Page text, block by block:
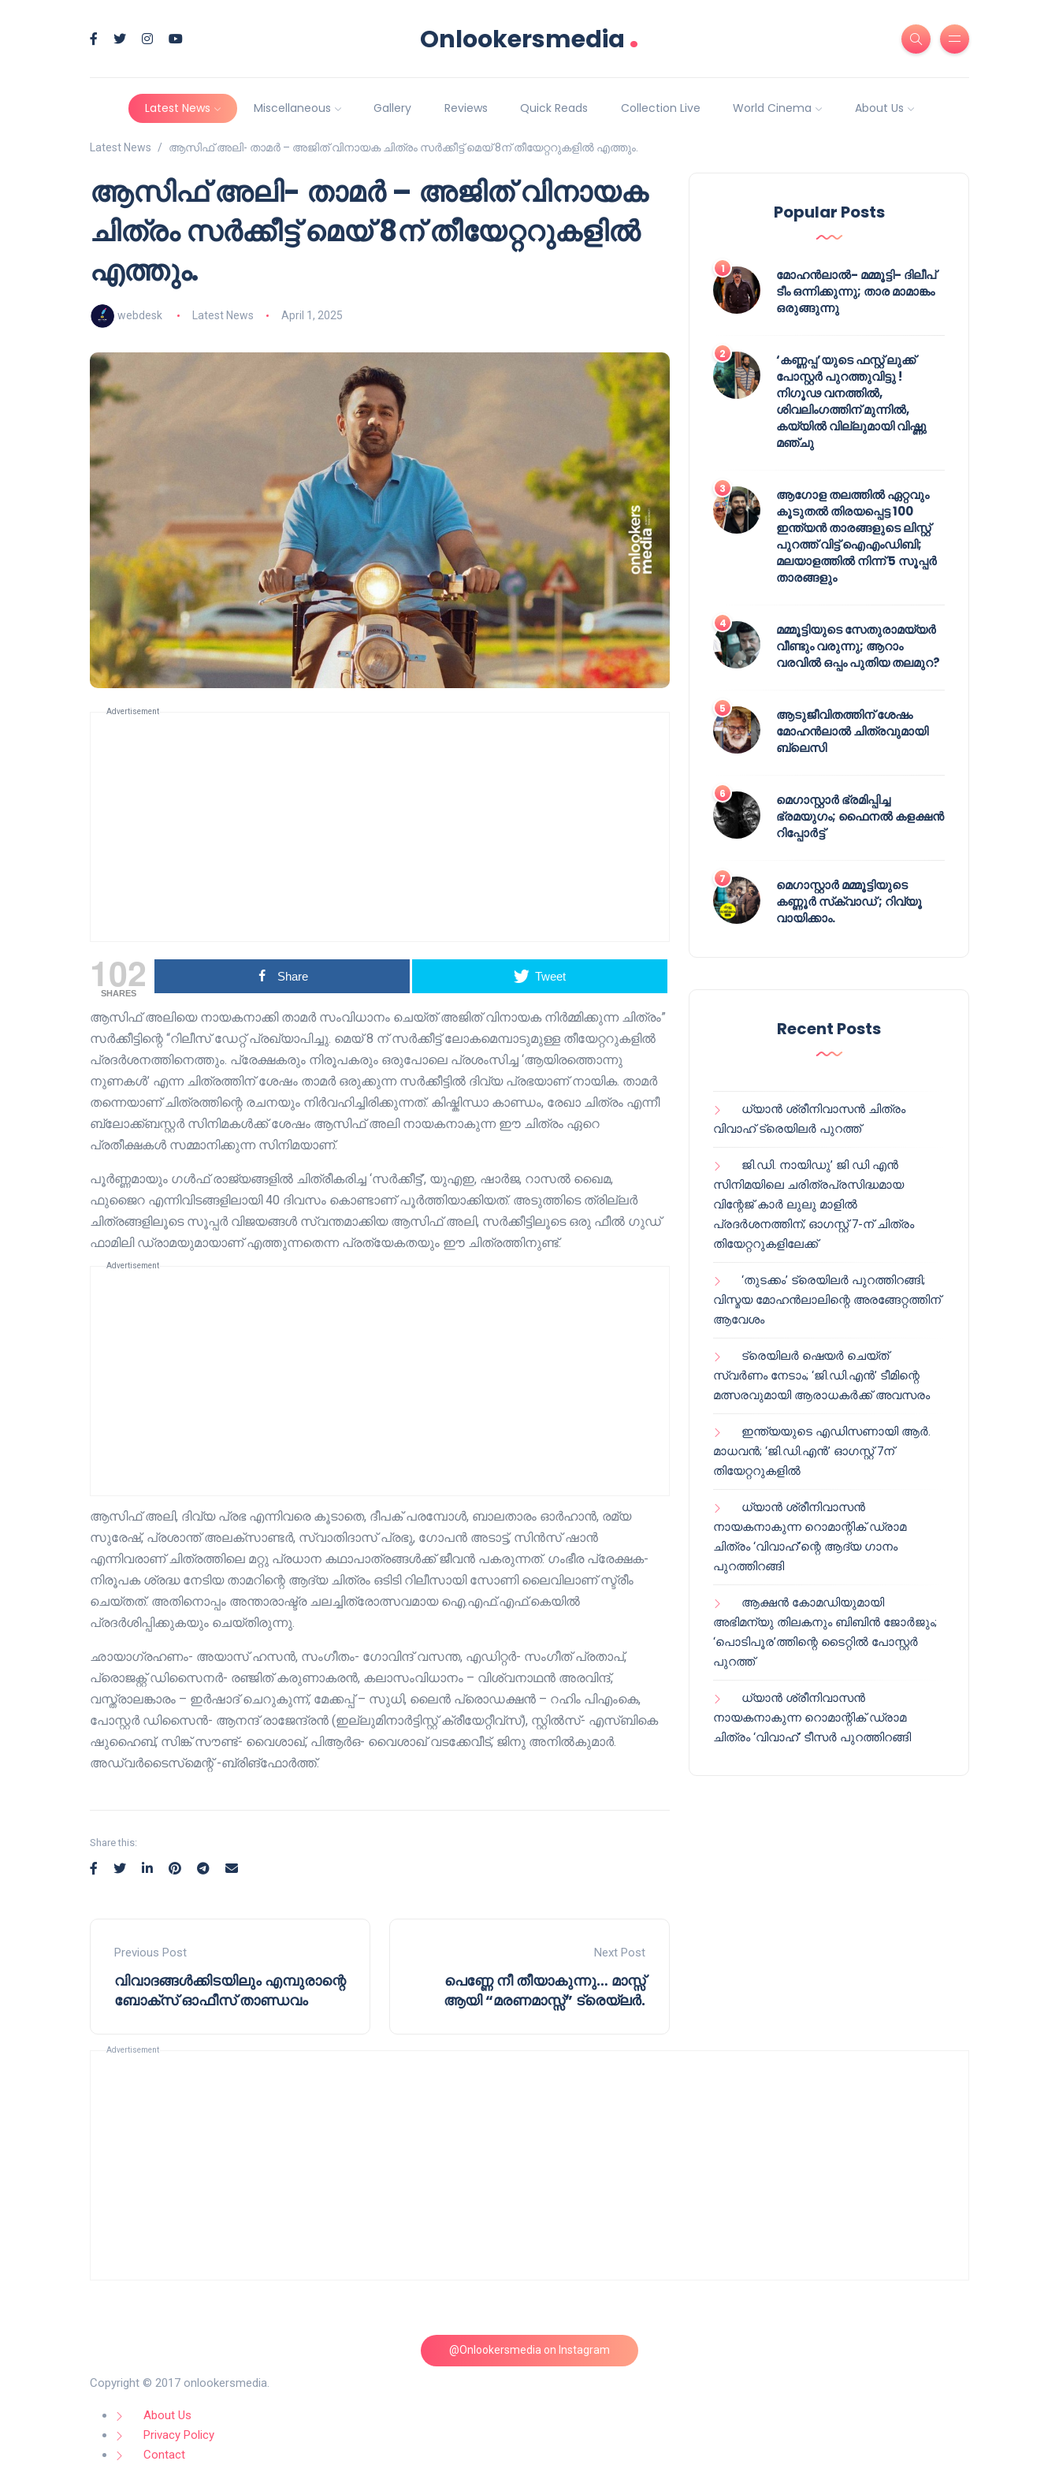
Onlookersmedia .
Latest News Miscellaneous Gallery Reviews Quick Reads Collection Live World Cinema About Us
Latest News ആസിഫ് അലി- താമർ – അജിത് വിനായക ചിത്രം സർക്കീട്ട് മെയ് 8ന് തീയേറ്ററുകളിൽ എത്തും.
ആസിഫ് അലി- താമർ – അജിത് വിനായക
ചിത്രം സർക്കീട്ട് മെയ് 8ന് തീയേറ്ററുകളിൽ
എത്തും.
webdesk Latest News April 1, 2025
Advertisement
102
SHARES
Share Tweet
ആസിഫ് അലിയെ നായകനാക്കി താമർ സംവിധാനം ചെയ്ത് അജിത് വിനായക നിർമ്മിക്കുന്ന ചിത്രം”
സർക്കീട്ടിന്റെ “റിലീസ് ഡേറ്റ് പ്രഖ്യാപിച്ചു. മെയ്‌ 8 ന് സർക്കീട്ട് ലോകമെമ്പാടുമുള്ള തീയേറ്ററുകളിൽ
പ്രദർശനത്തിനെത്തും. പ്രേക്ഷകരും നിരൂപകരും ഒരുപോലെ പ്രശംസിച്ച ‘ആയിരത്തൊന്നു
നുണകൾ’ എന്ന ചിത്രത്തിന് ശേഷം താമർ ഒരുക്കുന്ന സർക്കീട്ടിൽ ദിവ്യ പ്രഭയാണ് നായിക. താമർ
തന്നെയാണ് ചിത്രത്തിന്റെ രചനയും നിർവഹിച്ചിരിക്കുന്നത്. കിഷ്കിന്ധാ കാണ്ഡം, രേഖാ ചിത്രം എന്നീ
ബ്ലോക്ക്‌ബസ്റ്റർ സിനിമകൾക്ക് ശേഷം ആസിഫ് അലി നായകനാകുന്ന ഈ ചിത്രം ഏറെ
പ്രതീക്ഷകൾ സമ്മാനിക്കുന്ന സിനിമയാണ്.
പൂര്‍ണ്ണമായും ഗള്‍ഫ് രാജ്യങ്ങളിൽ ചിത്രീകരിച്ച ‘സർക്കീട്ട്’, യുഎഇ, ഷാര്‍ജ, റാസല്‍ ഖൈമ,
ഫുജൈറ എന്നിവിടങ്ങളിലായി 40 ദിവസം കൊണ്ടാണ് പൂർത്തിയാക്കിയത്. അടുത്തിടെ ത്രില്ലർ
ചിത്രങ്ങളിലൂടെ സൂപ്പർ വിജയങ്ങൾ സ്വന്തമാക്കിയ ആസിഫ് അലി, സർക്കീട്ടിലൂടെ ഒരു ഫീൽ ഗുഡ്
ഫാമിലി ഡ്രാമയുമായാണ് എത്തുന്നതെന്ന പ്രത്യേകതയും ഈ ചിത്രത്തിനുണ്ട്.
Advertisement
ആസിഫ് അലി, ദിവ്യ പ്രഭ എന്നിവരെ കൂടാതെ, ദീപക് പരമ്പോള്‍, ബാലതാരം ഓര്‍ഹാന്‍, രമ്യ
സുരേഷ്, പ്രശാന്ത് അലക്‌സാണ്ടര്‍, സ്വാതിദാസ് പ്രഭു, ഗോപന്‍ അടാട്ട്, സിന്‍സ് ഷാന്‍
എന്നിവരാണ് ചിത്രത്തിലെ മറ്റു പ്രധാന കഥാപാത്രങ്ങൾക്ക് ജീവൻ പകരുന്നത്. ഗംഭീര പ്രേക്ഷക-
നിരൂപക ശ്രദ്ധ നേടിയ താമറിന്റെ ആദ്യ ചിത്രം ഒടിടി റിലീസായി സോണി ലൈവിലാണ് സ്ട്രീം
ചെയ്തത്. അതിനൊപ്പം അന്താരാഷ്ട്ര ചലച്ചിത്രോത്സവമായ ഐ.എഫ്.എഫ്.കെയില്‍
പ്രദര്‍ശിപ്പിക്കുകയും ചെയ്തിരുന്നു.
ഛായാഗ്രഹണം- അയാസ് ഹസൻ, സംഗീതം- ഗോവിന്ദ് വസന്ത, എഡിറ്റർ- സംഗീത് പ്രതാപ്,
പ്രൊജക്റ്റ് ഡിസൈനർ- രഞ്ജിത് കരുണാകരൻ, കലാസംവിധാനം – വിശ്വനാഥൻ അരവിന്ദ്,
വസ്ത്രാലങ്കാരം – ഇർഷാദ് ചെറുകുന്ന്, മേക്കപ്പ് – സുധി, ലൈൻ പ്രൊഡക്ഷൻ – റഹിം പിഎംകെ,
പോസ്റ്റർ ഡിസൈൻ- ആനന്ദ് രാജേന്ദ്രൻ (ഇല്ലുമിനാർട്ടിസ്റ്റ് ക്രീയേറ്റീവ്സ്), സ്റ്റിൽസ്- എസ്‌ബികെ
ഷുഹൈബ്, സിങ്ക് സൗണ്ട്- വൈശാഖ്, പിആർഒ- വൈശാഖ് വടക്കേവീട്, ജിനു അനിൽകുമാർ.
അഡ്വർടൈസ്‌മെന്റ് -ബ്രിങ്ഫോർത്ത്.
Share this:
Previous Post
വിവാദങ്ങൾക്കിടയിലും എമ്പുരാന്റെ
ബോക്സ് ഓഫീസ് താണ്ഡവം
Next Post
പെണ്ണേ നീ തീയാകുന്നു… മാസ്സ്
ആയി “മരണമാസ്സ്‌” ട്രെയ്‌ലർ.
Popular Posts
മോഹൻലാൽ- മമ്മൂട്ടി- ദിലീപ്
ടീം ഒന്നിക്കുന്നു; താര മാമാങ്കം
ഒരുങ്ങുന്നു
‘കണ്ണപ്പ’യുടെ ഫസ്റ്റ് ലുക്ക്
പോസ്റ്റർ പുറത്തുവിട്ടു !
നിഗൂഢ വനത്തിൽ,
ശിവലിംഗത്തിന് മുന്നിൽ,
കയ്യിൽ വില്ലുമായി വിഷ്ണു
മഞ്ചു
ആഗോള തലത്തിൽ ഏറ്റവും
കൂടുതൽ തിരയപ്പെട്ട 100
ഇന്ത്യൻ താരങ്ങളുടെ ലിസ്റ്റ്
പുറത്ത് വിട്ട് ഐഎംഡിബി;
മലയാളത്തിൽ നിന്ന് 5 സൂപ്പർ
താരങ്ങളും
മമ്മൂട്ടിയുടെ സേതുരാമയ്യർ
വീണ്ടും വരുന്നു; ആറാം
വരവിൽ ഒപ്പം പുതിയ തലമുറ?
ആടുജീവിതത്തിന് ശേഷം
മോഹൻലാൽ ചിത്രവുമായി
ബ്ലെസി
മെഗാസ്റ്റാർ ഭ്രമിപ്പിച്ച
ഭ്രമയുഗം; ഫൈനൽ കളക്ഷൻ
റിപ്പോർട്ട്
മെഗാസ്റ്റാർ മമ്മൂട്ടിയുടെ
കണ്ണൂർ സ്‌ക്വാഡ് ; റിവ്യൂ
വായിക്കാം.
Recent Posts
ധ്യാൻ ശ്രീനിവാസൻ ചിത്രം
വിവാഹ് ട്രെയിലർ പുറത്ത്
ജി.ഡി. നായിഡു’ ജി ഡി എൻ
സിനിമയിലെ ചരിത്രപ്രസിദ്ധമായ
വിന്റേജ് കാർ ലുലു മാളിൽ
പ്രദർശനത്തിന്; ഓഗസ്റ്റ് 7-ന് ചിത്രം
തിയേറ്ററുകളിലേക്ക്
‘തുടക്കം’ ട്രെയിലർ പുറത്തിറങ്ങി;
വിസ്മയ മോഹൻലാലിന്റെ അരങ്ങേറ്റത്തിന്
ആവേശം
ട്രെയിലർ ഷെയർ ചെയ്‌ത്
സ്വർണം നേടാം; ‘ജി.ഡി.എൻ’ ടീമിന്റെ
മത്സരവുമായി ആരാധകർക്ക് അവസരം
ഇന്ത്യയുടെ എഡിസണായി ആർ.
മാധവൻ; ‘ജി.ഡി.എൻ’ ഓഗസ്റ്റ് 7ന്
തിയേറ്ററുകളിൽ
ധ്യാൻ ശ്രീനിവാസൻ
നായകനാകുന്ന റൊമാന്റിക് ഡ്രാമ
ചിത്രം ‘വിവാഹ്’ന്റെ ആദ്യ ഗാനം
പുറത്തിറങ്ങി
ആക്ഷൻ കോമഡിയുമായി
അഭിമന്യു തിലകനും ബിബിൻ ജോർജും;
‘പൊടിപൂര’ത്തിന്റെ ടൈറ്റിൽ പോസ്റ്റർ
പുറത്ത്
ധ്യാൻ ശ്രീനിവാസൻ
നായകനാകുന്ന റൊമാന്റിക് ഡ്രാമ
ചിത്രം ‘വിവാഹ്’ ടീസർ പുറത്തിറങ്ങി
Advertisement
@Onlookersmedia on Instagram
Follow on Instagram
Copyright © 2017 onlookersmedia.
About Us
Privacy Policy
Contact